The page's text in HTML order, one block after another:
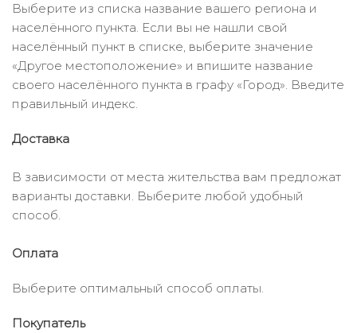
Выберите из списка название вашего региона и
населённого пункта. Если вы не нашли свой
населённый пункт в списке, выберите значение
«Другое местоположение» и впишите название
своего населённого пункта в графу «Город». Введите
правильный индекс.
Доставка
В зависимости от места жительства вам предложат
варианты доставки. Выберите любой удобный
способ.
Оплата
Выберите оптимальный способ оплаты.
Покупатель